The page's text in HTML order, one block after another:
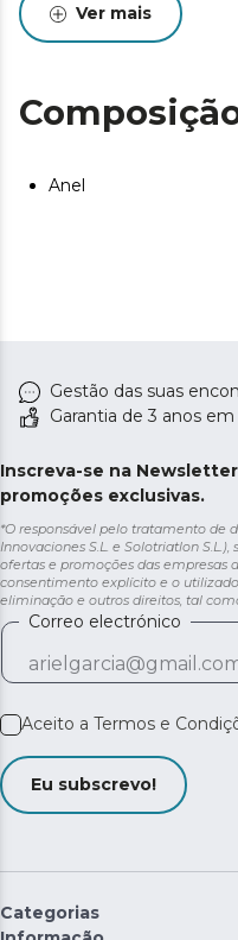
Ver mais
Anel
Gestão das suas
Garantia de 3 anos
Inscreva-se na
promoções exclusivas.
*O responsável pelo tratamento de
Innovaciones S.L. e Solotriatlon
ofertas e promoções das empresas
consentimento explícito e o
eliminação e outros direitos, tal
Correo electrónico
Aceito a Termos e
Eu subscrevo!
Categorias